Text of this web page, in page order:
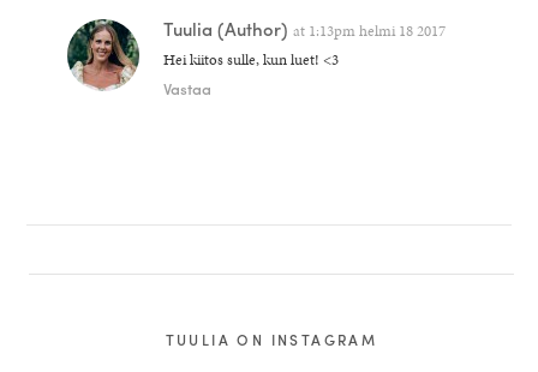
Tuulia (Author) at 1:13pm helmi 18 2017
Hei kiitos sulle, kun luet! <3
Vastaa
TUULIA ON INSTAGRAM